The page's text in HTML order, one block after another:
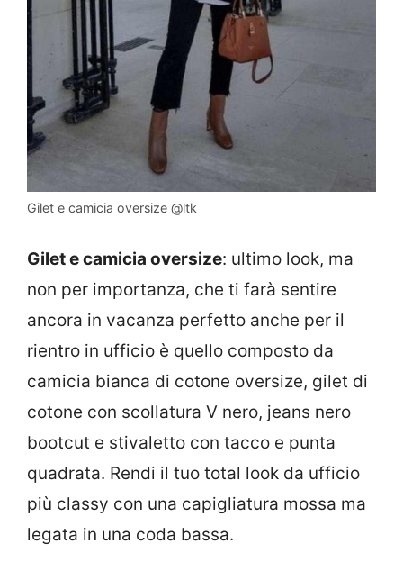
Gilet e camicia oversize @ltk
Gilet e camicia oversize: ultimo look, ma
non per importanza, che ti farà sentire
ancora in vacanza perfetto anche per il
rientro in ufficio è quello composto da
camicia bianca di cotone oversize, gilet di
cotone con scollatura V nero, jeans nero
bootcut e stivaletto con tacco e punta
quadrata. Rendi il tuo total look da ufficio
più classy con una capigliatura mossa ma
legata in una coda bassa.